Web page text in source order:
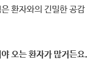
환자와의 긴밀한 공감
오는 환자가 많거든요.